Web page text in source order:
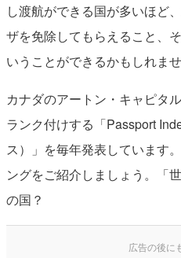
し渡航ができる国が多いほど
ザを免除してもらえること、
いうことができるかもしれませ
カナダのアートン・キャピタ
ランク付けする「Passport
ス）」を毎年発表しています
ングをご紹介しましょう。「
の国？